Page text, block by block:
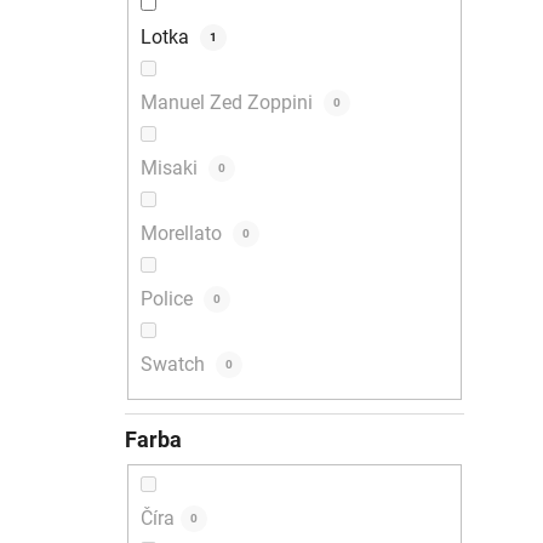
Lotka 1
Manuel Zed Zoppini 0
Misaki 0
Morellato 0
Police 0
Swatch 0
Farba
Číra 0